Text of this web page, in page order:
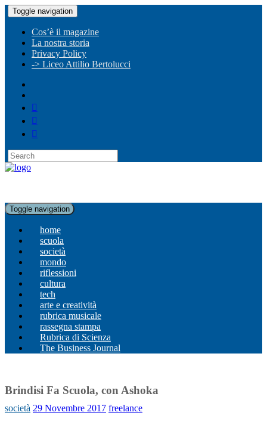
Toggle navigation
Cos’è il magazine
La nostra storia
Privacy Policy
-> Liceo Attilio Bertolucci
Toggle navigation
home
scuola
società
mondo
riflessioni
cultura
tech
arte e creatività
rubrica musicale
rassegna stampa
Rubrica di Scienza
The Business Journal
Brindisi Fa Scuola, con Ashoka
società 29 Novembre 2017 freelance